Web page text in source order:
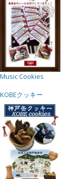
Music Cookies
KOBEクッキー